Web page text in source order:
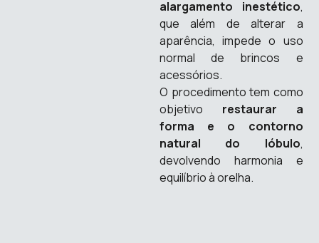
alargamento inestético,
que além de alterar a
aparência, impede o uso
normal de brincos e
acessórios.
O procedimento tem como
objetivo restaurar a
forma e o contorno
natural do lóbulo,
devolvendo harmonia e
equilíbrio à orelha.